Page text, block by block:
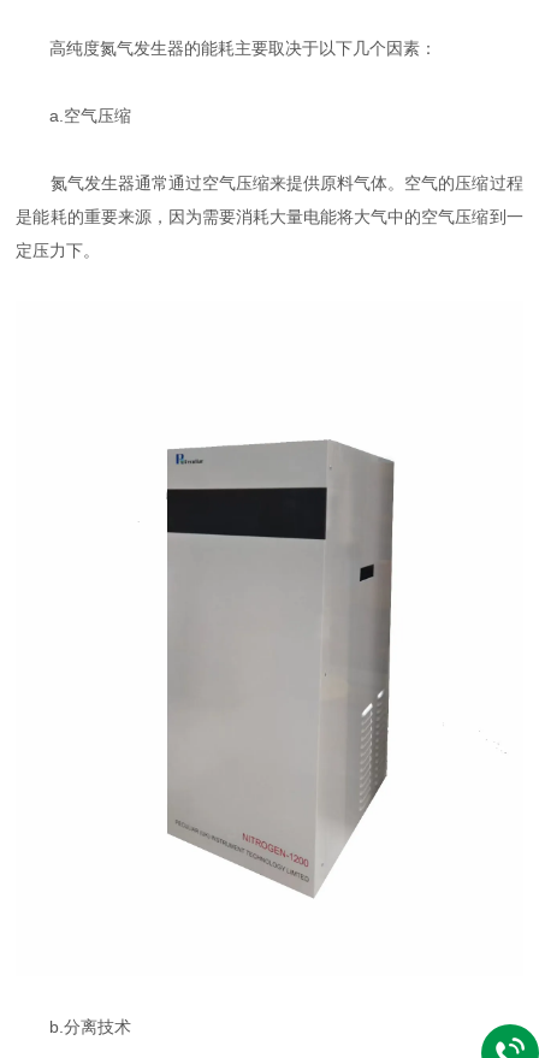
高纯度氮气发生器的能耗主要取决于以下几个因素：
a.空气压缩
氮气发生器通常通过空气压缩来提供原料气体。空气的压缩过程
是能耗的重要来源，因为需要消耗大量电能将大气中的空气压缩到一
定压力下。
b.分离技术